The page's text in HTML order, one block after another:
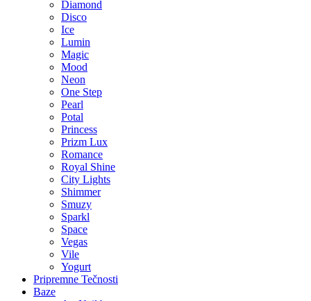
Diamond
Disco
Ice
Lumin
Magic
Mood
Neon
One Step
Pearl
Potal
Princess
Prizm Lux
Romance
Royal Shine
City Lights
Shimmer
Smuzy
Sparkl
Space
Vegas
Vile
Yogurt
Pripremne Tečnosti
Baze